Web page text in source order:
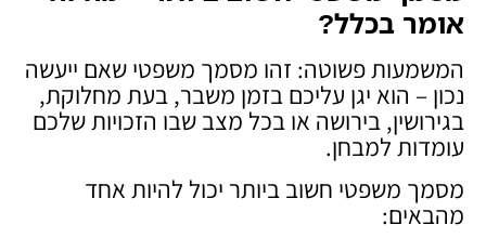
אומר בכלל?
המשמעות פשוטה: זהו מסמך משפטי שאם ייעשה
נכון – הוא יגן עליכם בזמן משבר, בעת מחלוקת,
בגירושין, בירושה או בכל מצב שבו הזכויות שלכם
עומדות למבחן.
מסמך משפטי חשוב ביותר יכול להיות אחד
מהבאים: